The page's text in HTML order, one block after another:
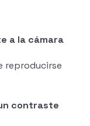
a la cámara
reproducirse
contraste